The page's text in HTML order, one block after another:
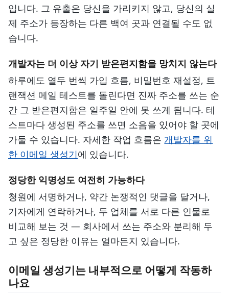
입니다. 그 유출은 당신을 가리키지 않고, 당신의 실
제 주소가 등장하는 다른 백여 곳과 연결될 수도 없
습니다.
개발자는 더 이상 자기 받은편지함을 망치지 않는다
하루에도 열두 번씩 가입 흐름, 비밀번호 재설정, 트
랜잭션 메일 테스트를 돌린다면 진짜 주소를 쓰는 순
간 그 받은편지함은 일주일 안에 못 쓰게 됩니다. 테
스트마다 생성된 주소를 쓰면 소음을 있어야 할 곳에
가둘 수 있습니다. 자세한 작업 흐름은개발자를 위
한 이메일 생성기에 있습니다.
정당한 익명성도 여전히 가능하다
청원에 서명하거나, 약간 논쟁적인 댓글을 달거나,
기자에게 연락하거나, 두 업체를 서로 다른 인물로
비교해 보는 것 — 회사에서 쓰는 주소와 분리해 두
고 싶은 정당한 이유는 얼마든지 있습니다.
이메일 생성기는 내부적으로 어떻게 작동하
나요